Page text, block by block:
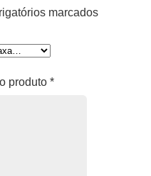
marcados
produto *